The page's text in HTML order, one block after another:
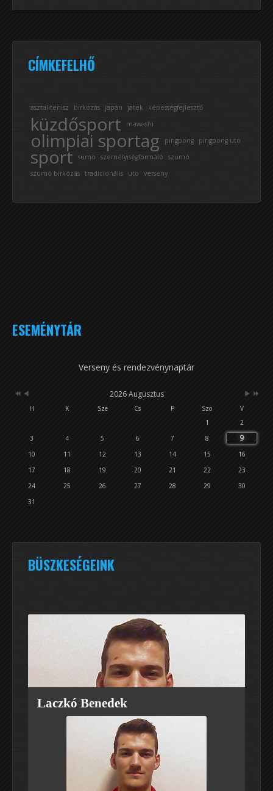
CÍMKEFELHŐ
asztalitenisz birkózás japán jatek képességfejlesztő
küzdősport mawashi
olimpiai sportag pingpong pingpong uto
sport sumo személyiségformáló
szumó
szumó birkózás tradicionális uto verseny
ESEMÉNYTÁR
Verseny és rendezvénynaptár
2026 Augusztus
H K Sze Cs P Szo
V
1
2
3
4 5 6 7 8 9
10 11 12 13 14 15
16
17
18 19 20 21 22
23
24
25 26 27 28 29
30
31
BÜSZKESÉGEINK
Laczkó Benedek